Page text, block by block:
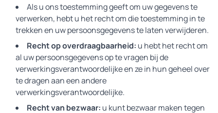
Als u ons toestemming geeft om uw gegevens te
verwerken, hebt u het recht om die toestemming in te
trekken en uw persoonsgegevens te laten verwijderen.
Recht op overdraagbaarheid: u hebt het recht om
al uw persoonsgegevens op te vragen bij de
verwerkingsverantwoordelijke en ze in hun geheel over
te dragen aan een andere
verwerkingsverantwoordelijke.
Recht van bezwaar: u kunt bezwaar maken tegen